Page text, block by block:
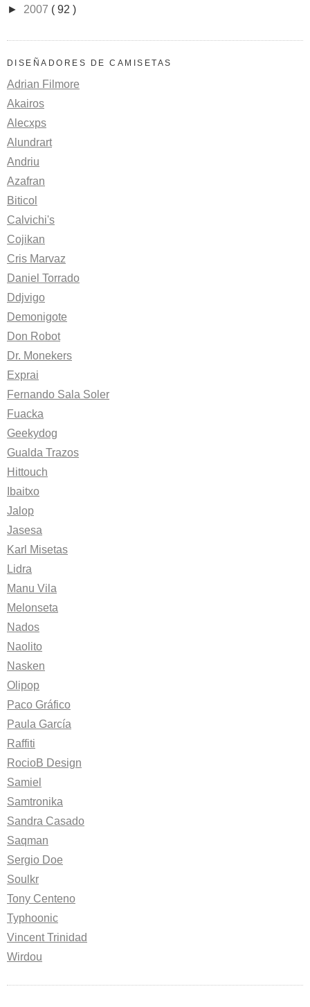
► 2007 ( 92 )
DISEÑADORES DE CAMISETAS
Adrian Filmore
Akairos
Alecxps
Alundrart
Andriu
Azafran
Biticol
Calvichi's
Cojikan
Cris Marvaz
Daniel Torrado
Ddjvigo
Demonigote
Don Robot
Dr. Monekers
Exprai
Fernando Sala Soler
Fuacka
Geekydog
Gualda Trazos
Hittouch
Ibaitxo
Jalop
Jasesa
Karl Misetas
Lidra
Manu Vila
Melonseta
Nados
Naolito
Nasken
Olipop
Paco Gráfico
Paula García
Raffiti
RocioB Design
Samiel
Samtronika
Sandra Casado
Saqman
Sergio Doe
Soulkr
Tony Centeno
Typhoonic
Vincent Trinidad
Wirdou